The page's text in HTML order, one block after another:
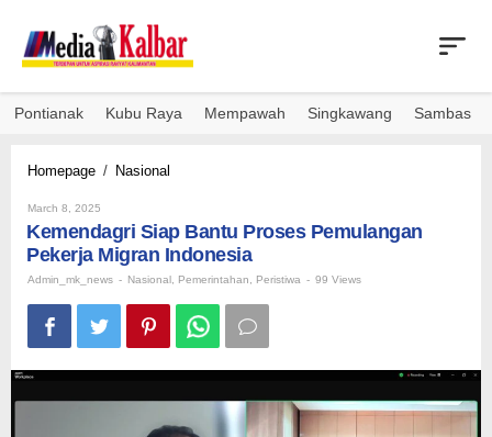
content
Pontianak Kubu Raya Mempawah Singkawang Sambas
Homepage / Nasional
Proses
Pemulangan
Migran
Indonesia
March 8, 2025
Kemendagri Siap Bantu Proses Pemulangan
Pekerja Migran Indonesia
Admin_mk_news - Nasional Pemerintahan Peristiwa - 99 Views